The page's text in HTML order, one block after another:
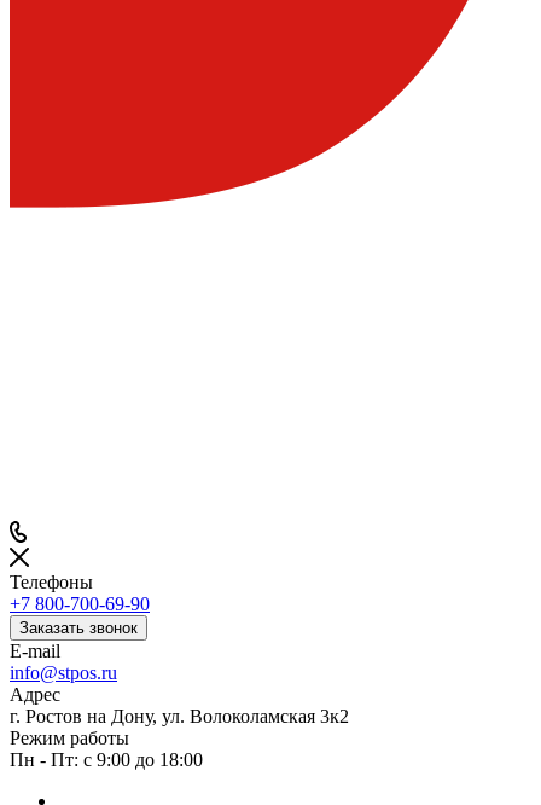
Телефоны
+7 800-700-69-90
Заказать звонок
E-mail
info@stpos.ru
Адрес
г. Ростов на Дону, ул. Волоколамская 3к2
Режим работы
Пн - Пт: с 9:00 до 18:00